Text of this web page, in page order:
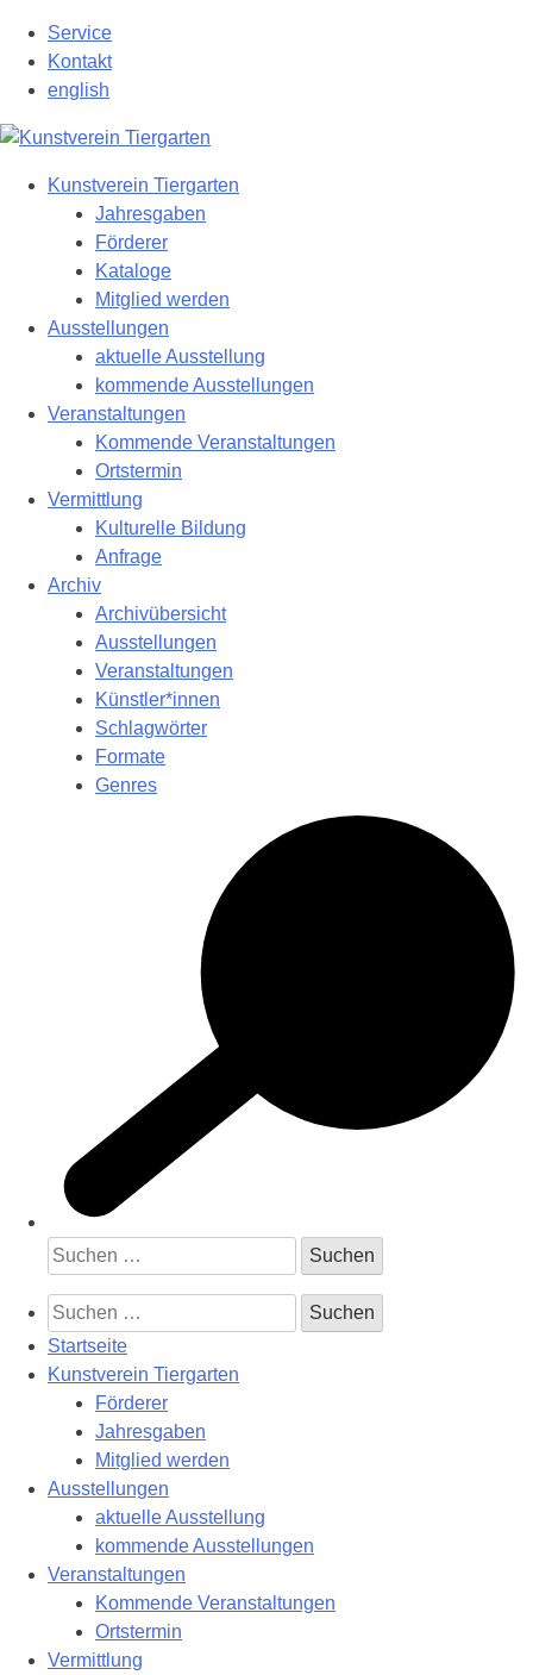
Hauptinhalt
springen
Service
Kontakt
english
Kunstverein Tiergarten
Jahresgaben
Förderer
Kataloge
Mitglied werden
Ausstellungen
aktuelle Ausstellung
kommende Ausstellungen
Veranstaltungen
Kommende Veranstaltungen
Ortstermin
Vermittlung
Kulturelle Bildung
Anfrage
Archiv
Archivübersicht
Ausstellungen
Veranstaltungen
Künstler*innen
Schlagwörter
Formate
Genres
Suchen
nach:
Suchen
nach:
Startseite
Kunstverein Tiergarten
Förderer
Jahresgaben
Mitglied werden
Ausstellungen
aktuelle Ausstellung
kommende Ausstellungen
Veranstaltungen
Kommende Veranstaltungen
Ortstermin
Vermittlung